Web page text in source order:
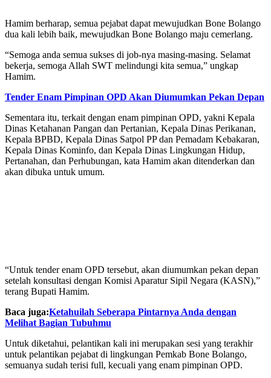
Hamim berharap, semua pejabat dapat mewujudkan Bone Bolango
dua kali lebih baik, mewujudkan Bone Bolango maju cemerlang.
“Semoga anda semua sukses di job-nya masing-masing. Selamat
bekerja, semoga Allah SWT melindungi kita semua,” ungkap
Hamim.
Tender Enam Pimpinan OPD Akan Diumumkan Pekan Depan
Sementara itu, terkait dengan enam pimpinan OPD, yakni Kepala
Dinas Ketahanan Pangan dan Pertanian, Kepala Dinas Perikanan,
Kepala BPBD, Kepala Dinas Satpol PP dan Pemadam Kebakaran,
Kepala Dinas Kominfo, dan Kepala Dinas Lingkungan Hidup,
Pertanahan, dan Perhubungan, kata Hamim akan ditenderkan dan
akan dibuka untuk umum.
“Untuk tender enam OPD tersebut, akan diumumkan pekan depan
setelah konsultasi dengan Komisi Aparatur Sipil Negara (KASN),”
terang Bupati Hamim.
Baca juga:Ketahuilah Seberapa Pintarnya Anda dengan
Melihat Bagian Tubuhmu
Untuk diketahui, pelantikan kali ini merupakan sesi yang terakhir
untuk pelantikan pejabat di lingkungan Pemkab Bone Bolango,
semuanya sudah terisi full, kecuali yang enam pimpinan OPD.